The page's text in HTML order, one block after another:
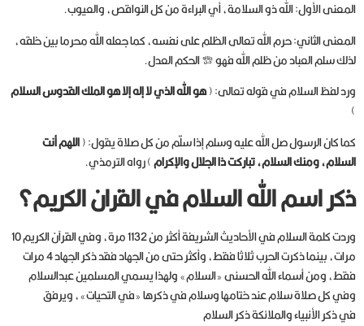
المعنى الأول: الله ذو السلامة، أي البراءة من كل النواقص، والعيوب.
المعنى الثاني: حرم الله تعالى الظلم على نفسه، كما جعله الله محرما بين خلقه،
لذلك سلم العباد من ظلم الله فهو جل جلاله الحكم العدل.
ورد لفظ السلام في قوله تعالى: (هو الله الذي لا إله إلا هو الملك القدوس السلام
)
كما كان الرسول صل الله عليه وسلم إذا سلّم من كل صلاة يقول: (اللهم أنت
السلام، ومنك السلام، تباركت ذا الجلال والإكرام) رواه الترمذي.
ذكر اسم الله السلام في القران الكريم؟
وردت كلمة السلام في الأحاديث الشريفة أكثر من 1132 مرة، وفي القرآن الكريم 10
مرات، بينما ذكرت الحرب ثلاثا فقط، وأكثر حتى من الجهاد فقد ذكر الجهاد 4 مرات
فقط، ومن أسماء الله الحسنى «السلام» ولهذا يسمي المسلمين عبدالسلام
وفي كل صلاة سلام عند ختامها وسلام في ذكرها «في التحيات»، ويرفق
في ذكر الأنبياء والملائكة ذكر السلام